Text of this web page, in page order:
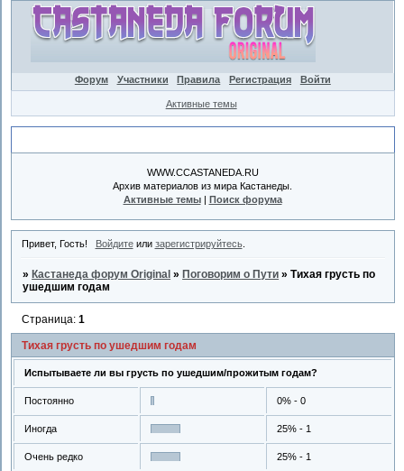
Форум Участники Правила Регистрация Войти
Активные темы
WWW.CCASTANEDA.RU
Архив материалов из мира Кастанеды.
Активные темы| Поиск форума
Привет, Гость! Войдитеили зарегистрируйтесь.
» Кастанеда форум Original » Поговорим о Пути »Тихая грусть по
ушедшим годам
Тихая грусть по ушедшим годам
Страница:1
Испытываете ли вы грусть по ушедшим/прожитым годам?
Постоянно 0% - 0
Иногда 25% - 1
Очень редко 25% - 1